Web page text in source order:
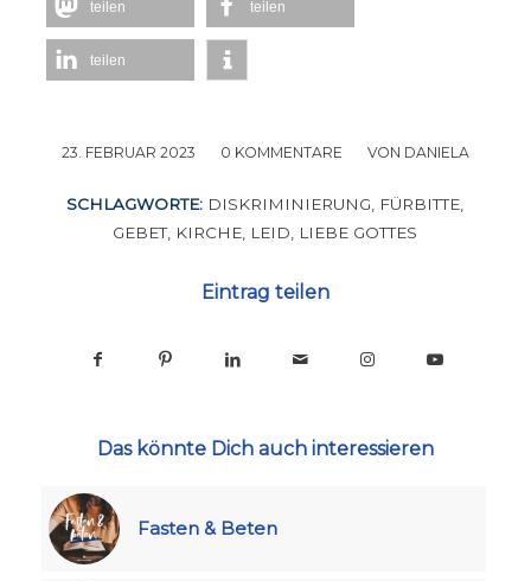
teilen teilen
teilen
23. FEBRUAR 2023
/ 0 KOMMENTARE
/ VON DANIELA
SCHLAGWORTE: DISKRIMINIERUNG FÜRBITTE
GEBET, KIRCHE LEID LIEBE GOTTES
Eintrag teilen
Das könnte Dich auch interessieren
Fasten & Beten